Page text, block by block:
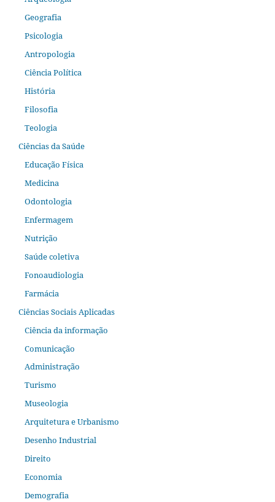
Geografia
Psicologia
Antropologia
Ciência Política
História
Filosofia
Teologia
Ciências da Saúde
Educação Física
Medicina
Odontologia
Enfermagem
Nutrição
Saúde coletiva
Fonoaudiologia
Farmácia
Ciências Sociais Aplicadas
Ciência da informação
Comunicação
Administração
Turismo
Museologia
Arquitetura e Urbanismo
Desenho Industrial
Direito
Economia
Demografia